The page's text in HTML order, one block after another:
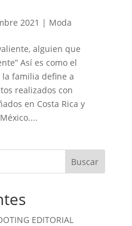
2021 | Moda
alguien que
Así es como el
familia define a
realizados con
en Costa Rica y
Buscar
EDITORIAL